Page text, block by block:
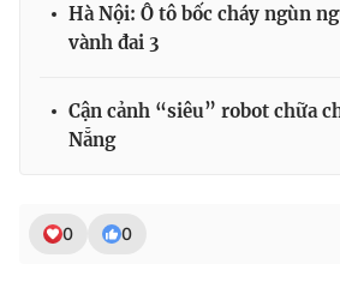
® Cấm sao chép dưới mọi hình thức nếu
thông tin từ website này.
Hà Nội: Ô tô bốc cháy ngùn
vành đai 3
Cận cảnh “siêu” robot chữa
Nẵng
0 0